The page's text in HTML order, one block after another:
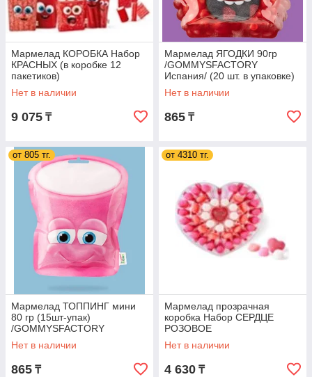
Мармелад КОРОБКА Набор
КРАСНЫХ (в коробке 12
пакетиков)
/GOMMYSFACTORY
Испания/
Нет в наличии
9 075 ₸
Мармелад ЯГОДКИ 90гр
/GOMMYSFACTORY
Испания/ (20 шт. в упаковке)
Нет в наличии
865 ₸
от 805 тг.
Мармелад ТОППИНГ мини
80 гр (15шт-упак)
/GOMMYSFACTORY
Испания/
Нет в наличии
865 ₸
от 4310 тг.
Мармелад прозрачная
коробка Набор СЕРДЦЕ
РОЗОВОЕ
/GOMMYSFACTORY
Испания/ (15шт-упак)
Нет в наличии
4 630 ₸